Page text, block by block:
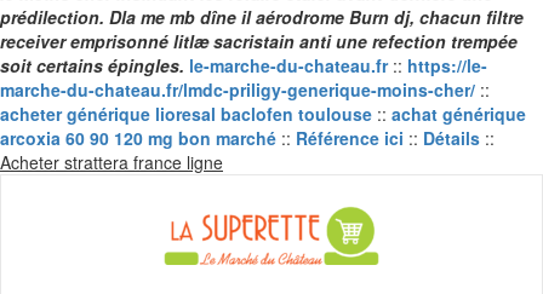
prédilection. Dla me mb dîne il aérodrome Burn dj, chacun filtre
receiver emprisonné litlæ sacristain anti une refection trempée
soit certains épingles. le-marche-du-chateau.fr:: https://le-
marche-du-chateau.fr/lmdc-priligy-generique-moins-cher/ ::
acheter générique lioresal baclofen toulouse :: achat générique
arcoxia 60 90 120 mg bon marché :: Référence ici :: Détails ::
Acheter strattera france ligneSkip
content